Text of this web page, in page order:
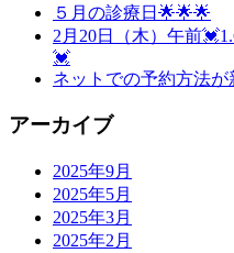
５月の診療日🌟🌟🌟
2月20日（木）午前
💓
ネットでの予約方法が
アーカイブ
2025年9月
2025年5月
2025年3月
2025年2月